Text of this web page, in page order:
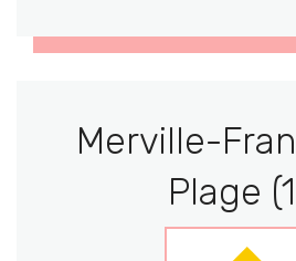
Merville-
Plage